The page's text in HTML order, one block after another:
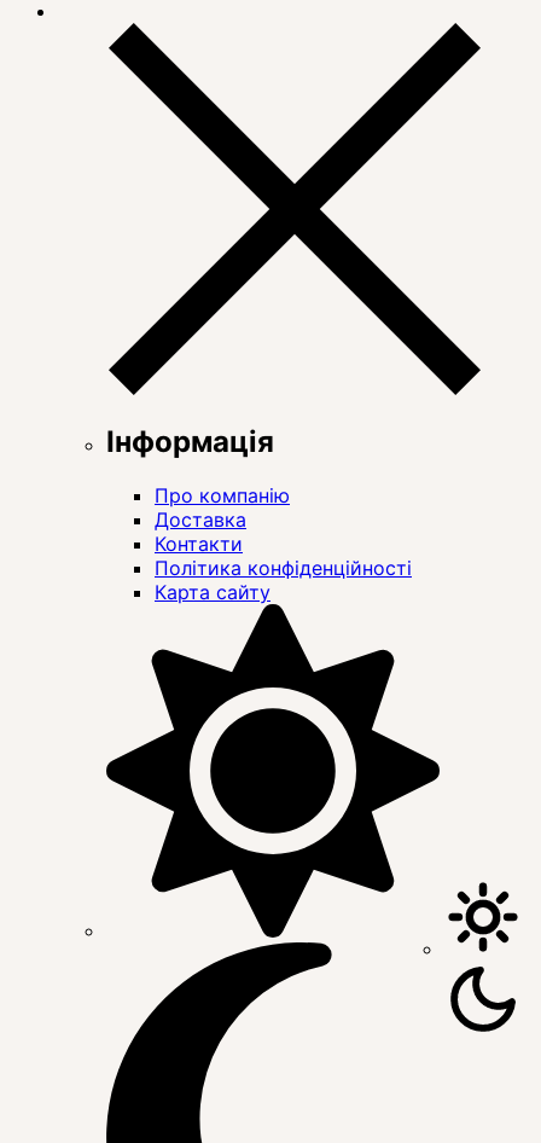
Інформація
Про компанію
Доставка
Контакти
Політика конфіденційності
Карта сайту